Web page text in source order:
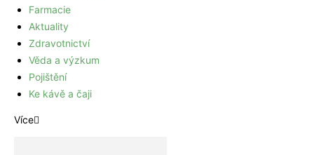
Farmacie
Aktuality
Zdravotnictví
Věda a výzkum
Pojištění
Ke kávě a čaji
Více